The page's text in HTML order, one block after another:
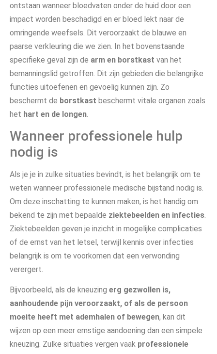
ontstaan wanneer bloedvaten onder de huid door een
impact worden beschadigd en er bloed lekt naar de
omringende weefsels. Dit veroorzaakt de blauwe en
paarse verkleuring die we zien. In het bovenstaande
specifieke geval zijn de arm en borstkast van het
bemanningslid getroffen. Dit zijn gebieden die belangrijke
functies uitoefenen en gevoelig kunnen zijn. Zo
beschermt de borstkast beschermt vitale organen zoals
het hart en de longen
Wanneer professionele hulp
nodig is
Als je je in zulke situaties bevindt, is het belangrijk om te
weten wanneer professionele medische bijstand nodig is.
Om deze inschatting te kunnen maken, is het handig om
bekend te zijn met bepaalde ziektebeelden en infecties.
Ziektebeelden geven je inzicht in mogelijke complicaties
of de ernst van het letsel, terwijl kennis over infecties
belangrijk is om te voorkomen dat een verwonding
verergert.
Bijvoorbeeld, als de kneuzing erg gezwollen is,
aanhoudende pijn veroorzaakt, of als de persoon
moeite heeft met ademhalen of bewegen, kan dit
wijzen op een meer ernstige aandoening dan een simpele
kneuzing. Zulke situaties vergen vaak professionele